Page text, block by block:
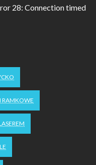
28: Connection timed
RAMKOWE